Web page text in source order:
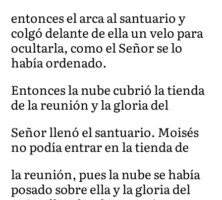
entonces el arca al santuario y
colgó delante de ella un velo para
ocultarla, como el Señor se lo
había ordenado.
Entonces la nube cubrió la tienda
de la reunión y la gloria del
Señor llenó el santuario. Moisés
no podía entrar en la tienda de
la reunión, pues la nube se había
posado sobre ella y la gloria del